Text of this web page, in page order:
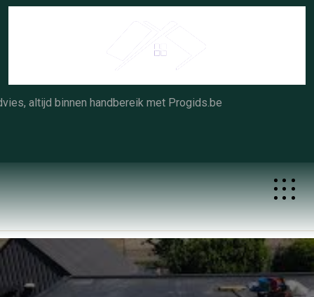
Skip
altijd binnen handbereik met Progids.be